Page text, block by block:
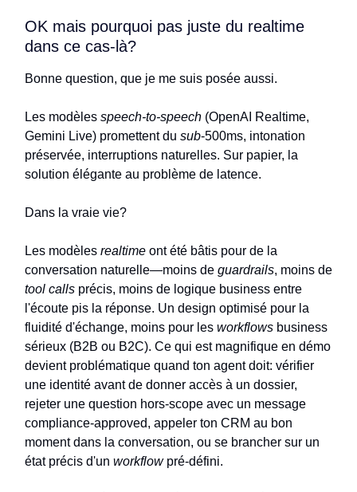
OK mais pourquoi pas juste du realtime
dans ce cas-là?
Bonne question, que je me suis posée aussi.
Les modèles speech-to-speech (OpenAI Realtime,
Gemini Live) promettent du sub-500ms, intonation
préservée, interruptions naturelles. Sur papier, la
solution élégante au problème de latence.
Dans la vraie vie?
Les modèles realtime ont été bâtis pour de la
conversation naturelle—moins de guardrails, moins de
tool calls précis, moins de logique business entre
l'écoute pis la réponse. Un design optimisé pour la
fluidité d'échange, moins pour les workflows business
sérieux (B2B ou B2C). Ce qui est magnifique en démo
devient problématique quand ton agent doit: vérifier
une identité avant de donner accès à un dossier,
rejeter une question hors-scope avec un message
compliance-approved, appeler ton CRM au bon
moment dans la conversation, ou se brancher sur un
état précis d'un workflowpré-défini.